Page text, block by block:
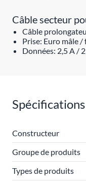
Câble secteur
Câble
Prise: Euro mâle /
Données: 2,5 A /
Spécifications
Constructeur
Groupe de produits
Types de produits